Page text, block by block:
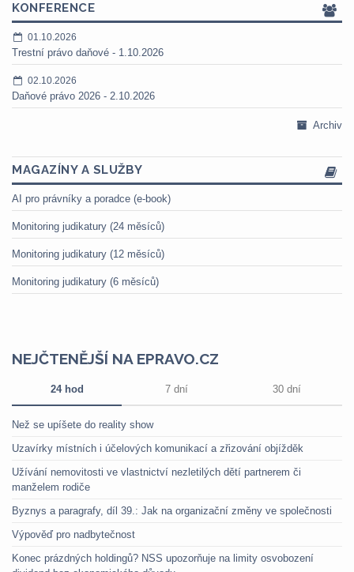
KONFERENCE
01.10.2026
Trestní právo daňové - 1.10.2026
02.10.2026
Daňové právo 2026 - 2.10.2026
Archiv
MAGAZÍNY A SLUŽBY
AI pro právníky a poradce (e-book)
Monitoring judikatury (24 měsíců)
Monitoring judikatury (12 měsíců)
Monitoring judikatury (6 měsíců)
NEJČTENĚJŠÍ NA EPRAVO.CZ
24 hod 7 dní 30 dní
Než se upíšete do reality show
Uzavírky místních i účelových komunikací a zřizování objížděk
Užívání nemovitosti ve vlastnictví nezletilých dětí partnerem či
manželem rodiče
Byznys a paragrafy, díl 39.: Jak na organizační změny ve společnosti
Výpověď pro nadbytečnost
Konec prázdných holdingů? NSS upozorňuje na limity osvobození